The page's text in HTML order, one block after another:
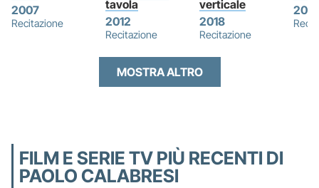
2007
Recitazione
tavola
2012
Recitazione
verticale
2018
Recitazione
MOSTRA ALTRO
FILM E SERIE TV PIÙ RECENTI DI
PAOLO CALABRESI